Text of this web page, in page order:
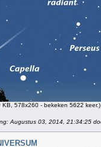
KB, 578x260 - bekeken 5622 keer.)
Augustus 03, 2014, 21:34:25